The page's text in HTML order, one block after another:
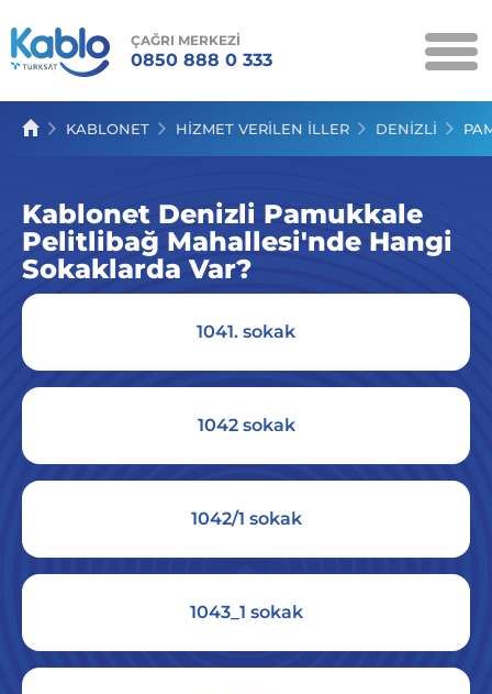
ÇAĞRI MERKEZİ
0850 888 0 333
KAMPANYALAR
KABLO TV
KABLOSES
KABLONET HIZMET VERILEN İLLER DENİZLİ
Kablonet Denizli Pamukkale
Pelitlibağ Mahallesi'nde Hangi
Sokaklarda Var?
1041. sokak
1042 sokak
1042/1 sokak
1043_1 sokak